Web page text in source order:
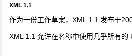
XML 1.1
作为一份工作草案，XML 1.1 发布于
XML 1.1 允许在名称中使用几乎所有的